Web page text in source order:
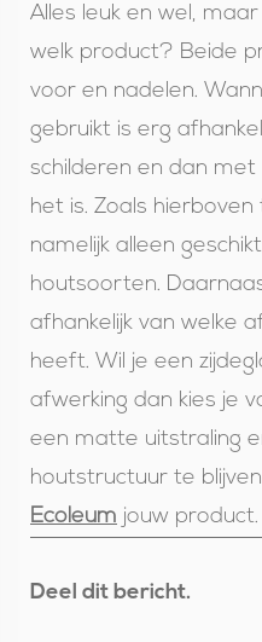
Alles leuk en wel,
welk product? Beide
voor en nadelen.
gebruikt is erg
schilderen en dan
het is. Zoals hierboven
namelijk alleen
houtsoorten.
afhankelijk van welke
heeft. Wil je een
afwerking dan kies je
een matte uitstraling
houtstructuur te
Ecoleum jouw product.
Deel dit bericht.